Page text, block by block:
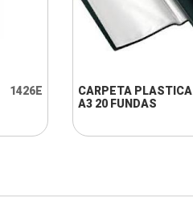
1426E
+ INFO
CARPETA PLASTICA
A3 20 FUNDAS